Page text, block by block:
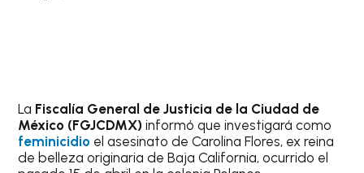
La Fiscalía General de Justicia de la Ciudad de
México (FGJCDMX) informó que investigará como
feminicidio el asesinato de Carolina Flores, ex reina
de belleza originaria de Baja California, ocurrido el